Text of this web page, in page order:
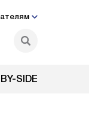
SIDE